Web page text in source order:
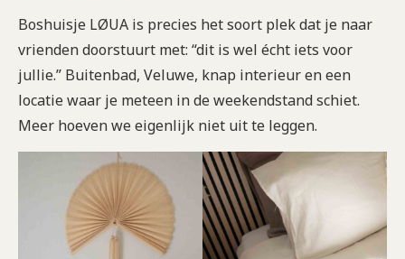
Boshuisje LØUA is precies het soort plek dat je naar
vrienden doorstuurt met: “dit is wel écht iets voor
jullie.” Buitenbad, Veluwe, knap interieur en een
locatie waar je meteen in de weekendstand schiet.
Meer hoeven we eigenlijk niet uit te leggen.